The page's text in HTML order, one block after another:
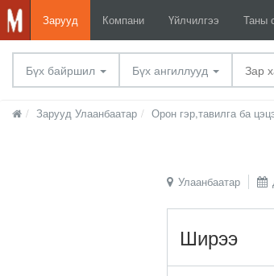
Зарууд Компани Үйлчилгээ Таны
Бүх байршил Бүх ангиллууд
Зарууд Улаанбаатар Орон гэр,тавилга ба
Улаанбаатар
Ширээ